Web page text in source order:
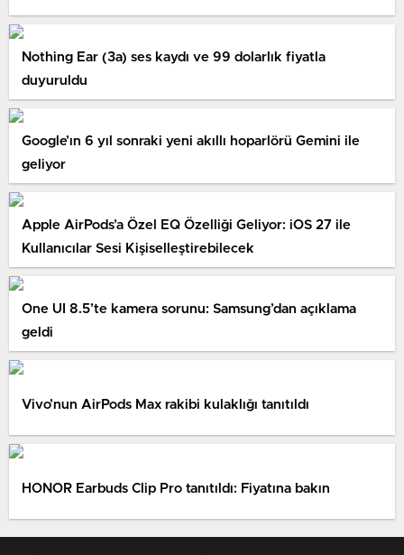
Nothing Ear (3a) ses kaydı ve 99 dolarlık fiyatla
duyuruldu
Google’ın 6 yıl sonraki yeni akıllı hoparlörü Gemini ile
geliyor
Apple AirPods’a Özel EQ Özelliği Geliyor: iOS 27 ile
Kullanıcılar Sesi Kişiselleştirebilecek
One UI 8.5’te kamera sorunu: Samsung’dan açıklama
geldi
Vivo’nun AirPods Max rakibi kulaklığı tanıtıldı
HONOR Earbuds Clip Pro tanıtıldı: Fiyatına bakın